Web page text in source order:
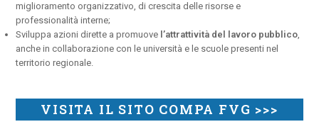
miglioramento organizzativo, di crescita delle risorse e
professionalità interne;
Sviluppa azioni dirette a promuove l’attrattività del lavoro pubblico,
anche in collaborazione con le università e le scuole presenti nel
territorio regionale.
VISITA IL SITO COMPA FVG >>>